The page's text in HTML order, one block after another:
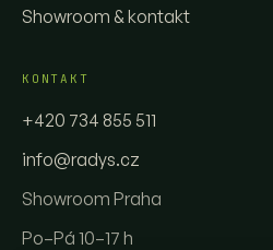
Showroom & kontakt
KONTAKT
+420 734 855 511
info@radys.cz
Showroom Praha
Po–Pá 10–17 h